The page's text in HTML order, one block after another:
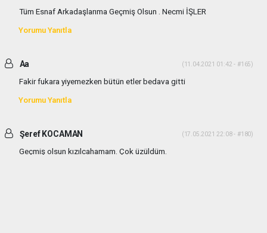
Tüm Esnaf Arkadaşlarıma Geçmiş Olsun . Necmi İŞLER
Yorumu Yanıtla
Aa (11.04.2021 01:42 - #165)
Fakir fukara yiyemezken bütün etler bedava gitti
Yorumu Yanıtla
Şeref KOCAMAN (17.05.2021 22:08 - #180)
Geçmiş olsun kızılcahamam. Çok üzüldüm.